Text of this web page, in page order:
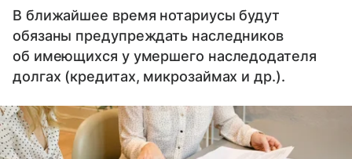
В ближайшее время нотариусы будут
обязаны предупреждать наследников
об имеющихся у умершего наследодателя
долгах (кредитах, микрозаймах и др.).